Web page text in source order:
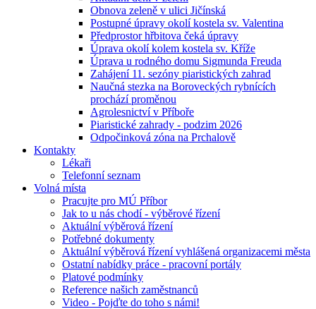
Obnova zeleně v ulici Jičínská
Postupné úpravy okolí kostela sv. Valentina
Předprostor hřbitova čeká úpravy
Úprava okolí kolem kostela sv. Kříže
Úprava u rodného domu Sigmunda Freuda
Zahájení 11. sezóny piaristických zahrad
Naučná stezka na Boroveckých rybnících
prochází proměnou
Agrolesnictví v Příboře
Piaristické zahrady - podzim 2026
Odpočinková zóna na Prchalově
Kontakty
Lékaři
Telefonní seznam
Volná místa
Pracujte pro MÚ Příbor
Jak to u nás chodí - výběrové řízení
Aktuální výběrová řízení
Potřebné dokumenty
Aktuální výběrová řízení vyhlášená organizacemi města
Ostatní nabídky práce - pracovní portály
Platové podmínky
Reference našich zaměstnanců
Video - Pojďte do toho s námi!